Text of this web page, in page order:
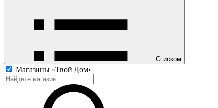
Списком
Магазины «Твой Дом»